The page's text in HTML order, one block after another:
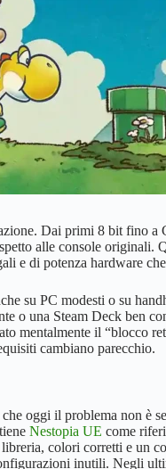
Dai primi 8 bit fino a
alle console originali.
e di potenza hardware
su PC modesti o su
o una Steam Deck ben
mentalmente il “blocco
cambiano parecchio.
oggi il problema non è
Nestopia UE come
colori corretti e un
inutili. Negli